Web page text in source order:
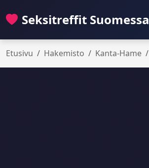
Seksitreffit Suomessa
Etusivu Hakemisto Kanta-Hame